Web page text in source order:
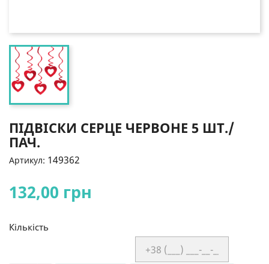
ПІДВІСКИ СЕРЦЕ ЧЕРВОНЕ 5 ШТ./
ПАЧ.
Артикул: 149362
132,00 грн
Кількість